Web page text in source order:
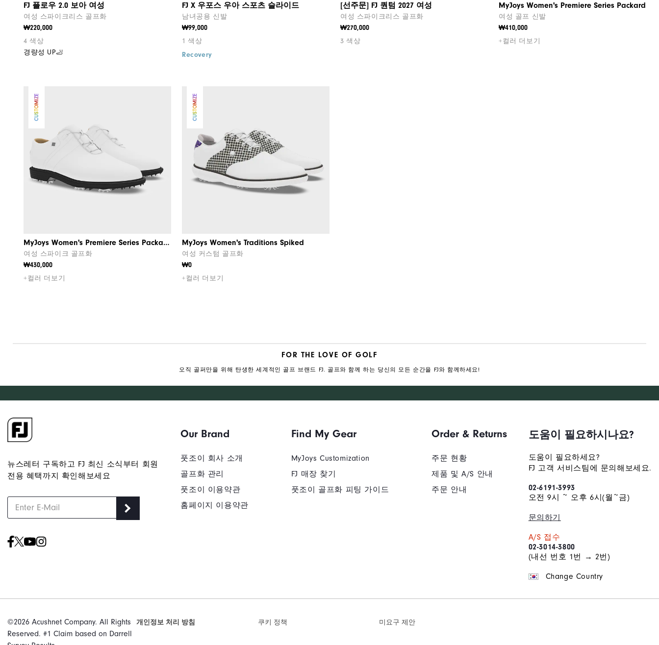
FJ 플로우 2.0 보아 여성
여성 스파이크리스 골프화
₩220,000
4 색상
경량성 UP🦶
FJ X 우포스 우아 스포츠 슬라이드
남녀공용 신발
₩99,000
1 색상
Recovery
[선주문] FJ 퀀텀 2027 여성
여성 스파이크리스 골프화
₩270,000
3 색상
MyJoys Women's Premiere Series Packard
여성 골프 신발
₩410,000
+컬러 더보기
CUSTOMIZE
MyJoys Women's Premiere Series Packard BOA
여성 스파이크 골프화
₩430,000
+컬러 더보기
CUSTOMIZE
MyJoys Women's Traditions Spiked
여성 커스텀 골프화
₩0
+컬러 더보기
FOR THE LOVE OF GOLF
오직 골퍼만을 위해 탄생한 세계적인 골프 브랜드 FJ. 골프와 함께 하는 당신의 모든 순간을 FJ와 함께하세요!
뉴스레터 구독하고 FJ 최신 소식부터 회원
전용 혜택까지 확인해보세요
Our Brand
풋조이 회사 소개
골프화 관리
풋조이 이용약관
홈페이지 이용약관
Find My Gear
MyJoys Customization
FJ 매장 찾기
풋조이 골프화 피팅 가이드
Order & Returns
주문 현황
제품 및 A/S 안내
주문 안내
도움이 필요하시나요?
도움이 필요하세요?
FJ 고객 서비스팀에 문의해보세요.
02-6191-3993
오전 9시 ~ 오후 6시(월~금)
문의하기
A/S 접수
02-3014-3800
(내선 번호 1번 → 2번)
Change Country
©2026 Acushnet Company. All Rights
Reserved. #1 Claim based on Darrell
개인정보 처리 방침 쿠키 정책 미요구 제안